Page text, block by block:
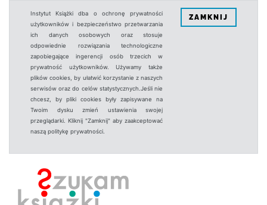
Instytut Książki dba o ochronę prywatności
użytkowników i bezpieczeństwo przetwarzania
ich danych osobowych oraz stosuje
odpowiednie rozwiązania technologiczne
zapobiegające ingerencji osób trzecich w
prywatność użytkowników. Używamy także
plików cookies, by ułatwić korzystanie z naszych
serwisów oraz do celów statystycznych.Jeśli nie
chcesz, by pliki cookies były zapisywane na
Twoim dysku zmień ustawienia swojej
przeglądarki. Kliknij "Zamknij" aby zaakceptować
naszą politykę prywatności.
ZAMKNIJ